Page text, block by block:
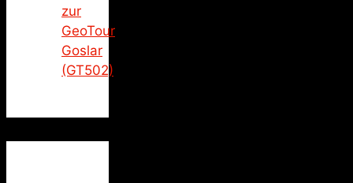
zur
GeoTour
Goslar
(GT502)